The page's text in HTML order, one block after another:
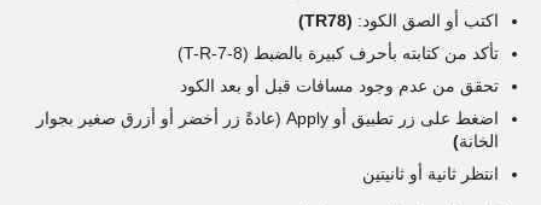
اكتب أو الصق الكود: (TR78)
تأكد من كتابته بأحرف كبيرة بالضبط (T-R-7-8)
تحقق من عدم وجود مسافات قبل أو بعد الكود
اضغط على زر تطبيق أو Apply (عادةً زر أخضر أو أزرق صغير بجوار
الخانة)
انتظر ثانية أو ثانيتين